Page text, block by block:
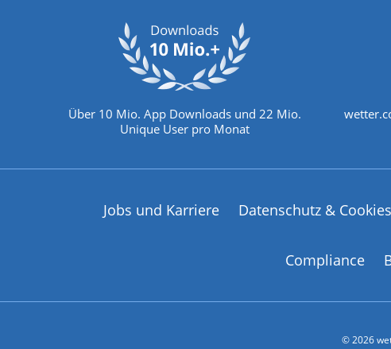
Über 10 Mio. App Downloads und 22 Mio.
Unique User pro Monat
Jobs und Karriere Datenschutz & Cookies
Compliance
© 2026